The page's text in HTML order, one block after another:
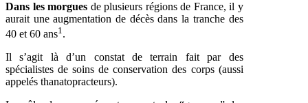
Dans les morgues de plusieurs régions de France, il y
aurait une augmentation de décès dans la tranche des
40 et 60 ans1.
Il s’agit là d’un constat de terrain fait par des
spécialistes de soins de conservation des corps (aussi
appelés thanatopracteurs).